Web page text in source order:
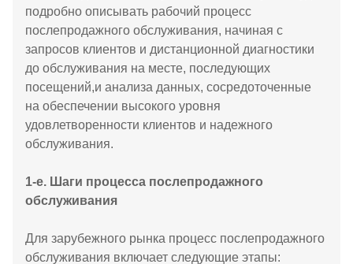
подробно описывать рабочий процесс
послепродажного обслуживания, начиная с
запросов клиентов и дистанционной диагностики
до обслуживания на месте, последующих
посещений,и анализа данных, сосредоточенные
на обеспечении высокого уровня
удовлетворенности клиентов и надежного
обслуживания.
1-е. Шаги процесса послепродажного
обслуживания
Для зарубежного рынка процесс послепродажного
обслуживания включает следующие этапы: